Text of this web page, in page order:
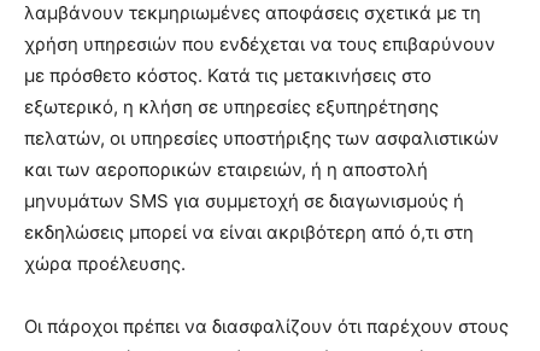
λαμβάνουν τεκμηριωμένες αποφάσεις σχετικά με τη
χρήση υπηρεσιών που ενδέχεται να τους επιβαρύνουν
με πρόσθετο κόστος. Κατά τις μετακινήσεις στο
εξωτερικό, η κλήση σε υπηρεσίες εξυπηρέτησης
πελατών, οι υπηρεσίες υποστήριξης των ασφαλιστικών
και των αεροπορικών εταιρειών, ή η αποστολή
μηνυμάτων SMS για συμμετοχή σε διαγωνισμούς ή
εκδηλώσεις μπορεί να είναι ακριβότερη από ό,τι στη
χώρα προέλευσης.
Οι πάροχοι πρέπει να διασφαλίζουν ότι παρέχουν στους